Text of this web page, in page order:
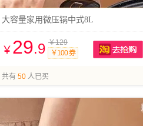
大容量家用微压锅中式8L
￥ 29.9 ￥129
￥100 券
共有 50 人已买